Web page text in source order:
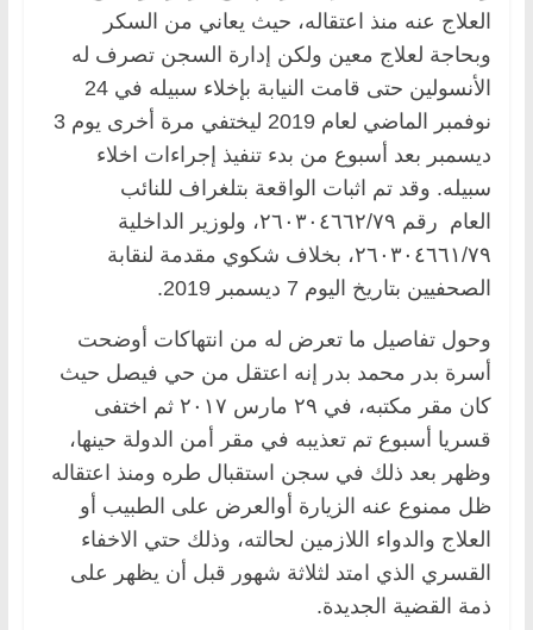
العلاج عنه منذ اعتقاله، حيث يعاني من السكر
وبحاجة لعلاج معين ولكن إدارة السجن تصرف له
الأنسولين حتى قامت النيابة بإخلاء سبيله في 24
نوفمبر الماضي لعام 2019 ليختفي مرة أخرى يوم 3
ديسمبر بعد أسبوع من بدء تنفيذ إجراءات اخلاء
سبيله. وقد تم اثبات الواقعة بتلغراف للنائب
العام رقم ٢٦٠٣٠٤٦٦٢/٧٩، ولوزير الداخلية
٢٦٠٣٠٤٦٦١/٧٩، بخلاف شكوي مقدمة لنقابة
الصحفيين بتاريخ اليوم 7 ديسمبر 2019.
وحول تفاصيل ما تعرض له من انتهاكات أوضحت
أسرة بدر محمد بدر إنه اعتقل من حي فيصل حيث
كان مقر مكتبه، في ٢٩ مارس ٢٠١٧ ثم اختفى
قسريا أسبوع تم تعذيبه في مقر أمن الدولة حينها،
وظهر بعد ذلك في سجن استقبال طره ومنذ اعتقاله
ظل ممنوع عنه الزيارة أوالعرض على الطبيب أو
العلاج والدواء اللازمين لحالته، وذلك حتي الاخفاء
القسري الذي امتد لثلاثة شهور قبل أن يظهر على
ذمة القضية الجديدة.